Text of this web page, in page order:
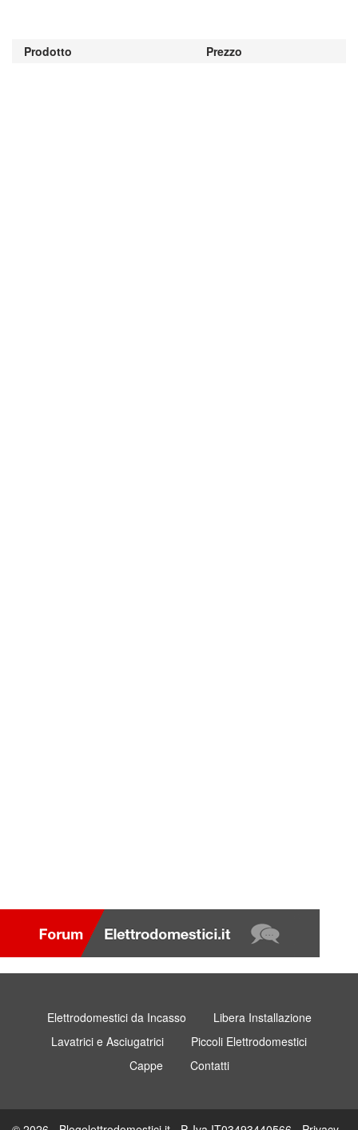
Prodotto Prezzo
Elettrodomestici da Incasso
Libera Installazione
Lavatrici e Asciugatrici
Piccoli Elettrodomestici
Cappe
Contatti